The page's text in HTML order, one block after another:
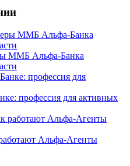
ММБ Альфа-Банка
профессия для активных
Альфа-Агенты